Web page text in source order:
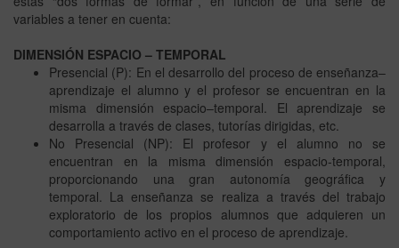
variables a tener en cuenta:
DIMENSIÓN ESPACIO – TEMPORAL
Presencial (P): En el desarrollo del proceso de enseñanza–
aprendizaje el alumno y el profesor se encuentran en la
misma dimensión espacio–temporal. El aprendizaje se
desarrolla a través de clases, tutorías dirigidas, etc.
No Presencial (NP): El profesor y el alumno no se
encuentran en la misma dimensión espacio-temporal,
proporcionando una gran autonomía geográfica y
temporal. La enseñanza se realiza a través del trabajo
exploratorio de los propios alumnos que adquieren un
comportamiento activo en el proceso de aprendizaje.